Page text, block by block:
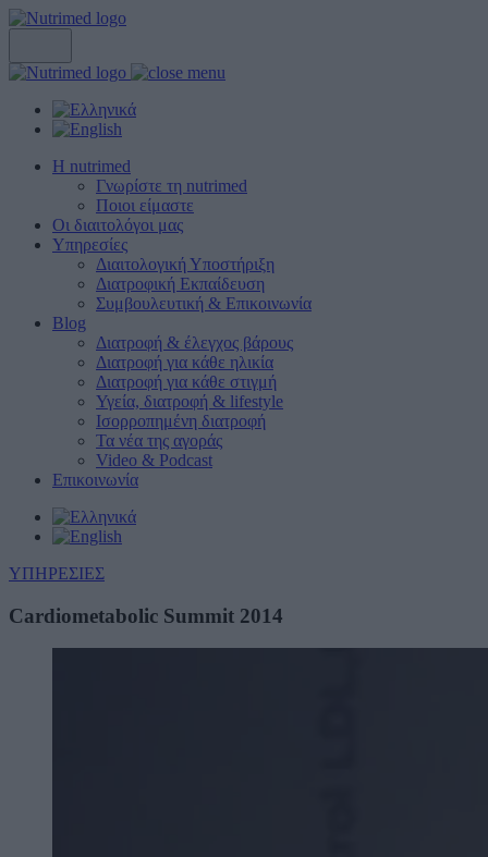
Η nutrimed
Γνωρίστε τη nutrimed
Ποιοι είμαστε
Οι διαιτολόγοι μας
Υπηρεσίες
Διαιτολογική Υποστήριξη
Διατροφική Εκπαίδευση
Συμβουλευτική & Επικοινωνία
Blog
Διατροφή & έλεγχος βάρους
Διατροφή για κάθε ηλικία
Διατροφή για κάθε στιγμή
Υγεία, διατροφή & lifestyle
Ισορροπημένη διατροφή
Τα νέα της αγοράς
Video & Podcast
Επικοινωνία
ΥΠΗΡΕΣΙΕΣ
Cardiometabolic Summit 2014